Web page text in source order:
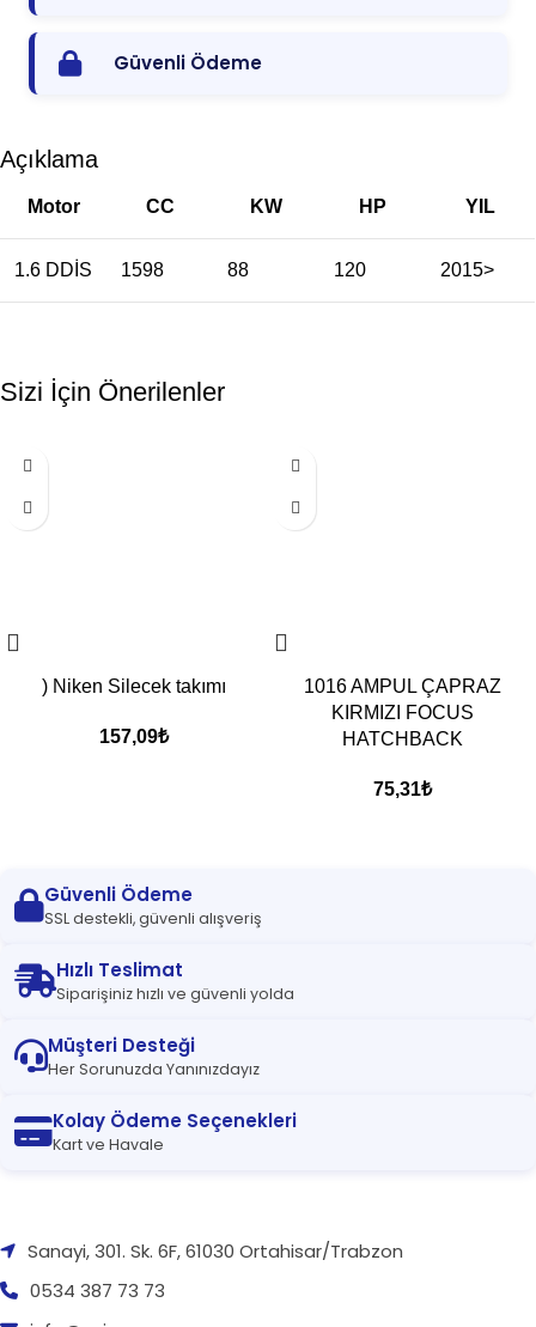
Güvenli Ödeme
Açıklama
Motor CC KW HP YIL
1.6 DDİS 1598 88 120 2015>
Sizi İçin Önerilenler
) Niken Silecek takımı
157,09₺
1016 AMPUL ÇAPRAZ
KIRMIZI FOCUS
HATCHBACK
75,31₺
Güvenli Ödeme
SSL destekli, güvenli alışveriş
Hızlı Teslimat
Siparişiniz hızlı ve güvenli yolda
Müşteri Desteği
Her Sorunuzda Yanınızdayız
Kolay Ödeme Seçenekleri
Kart ve Havale
Sanayi, 301. Sk. 6F, 61030 Ortahisar/Trabzon
0534 387 73 73